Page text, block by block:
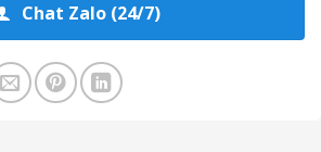
Chat Zalo (24/7)